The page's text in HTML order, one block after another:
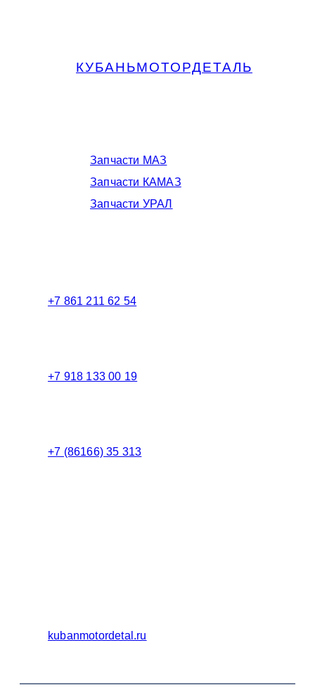
КУБАНЬМОТОРДЕТАЛЬ
Запчасти МАЗ
Запчасти КАМАЗ
Запчасти УРАЛ
+7 861 211 62 54
+7 918 133 00 19
+7 (86166) 35 313
kubanmotordetal.ru